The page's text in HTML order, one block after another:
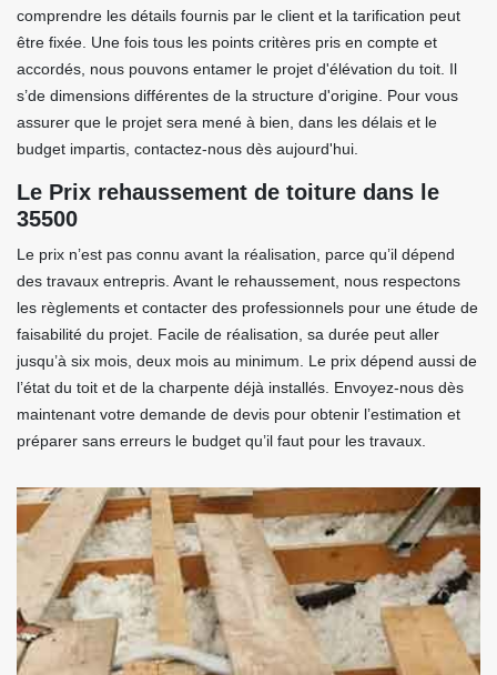
comprendre les détails fournis par le client et la tarification peut
être fixée. Une fois tous les points critères pris en compte et
accordés, nous pouvons entamer le projet d'élévation du toit. Il
s’de dimensions différentes de la structure d'origine. Pour vous
assurer que le projet sera mené à bien, dans les délais et le
budget impartis, contactez-nous dès aujourd'hui.
Le Prix rehaussement de toiture dans le
35500
Le prix n’est pas connu avant la réalisation, parce qu’il dépend
des travaux entrepris. Avant le rehaussement, nous respectons
les règlements et contacter des professionnels pour une étude de
faisabilité du projet. Facile de réalisation, sa durée peut aller
jusqu’à six mois, deux mois au minimum. Le prix dépend aussi de
l’état du toit et de la charpente déjà installés. Envoyez-nous dès
maintenant votre demande de devis pour obtenir l’estimation et
préparer sans erreurs le budget qu’il faut pour les travaux.